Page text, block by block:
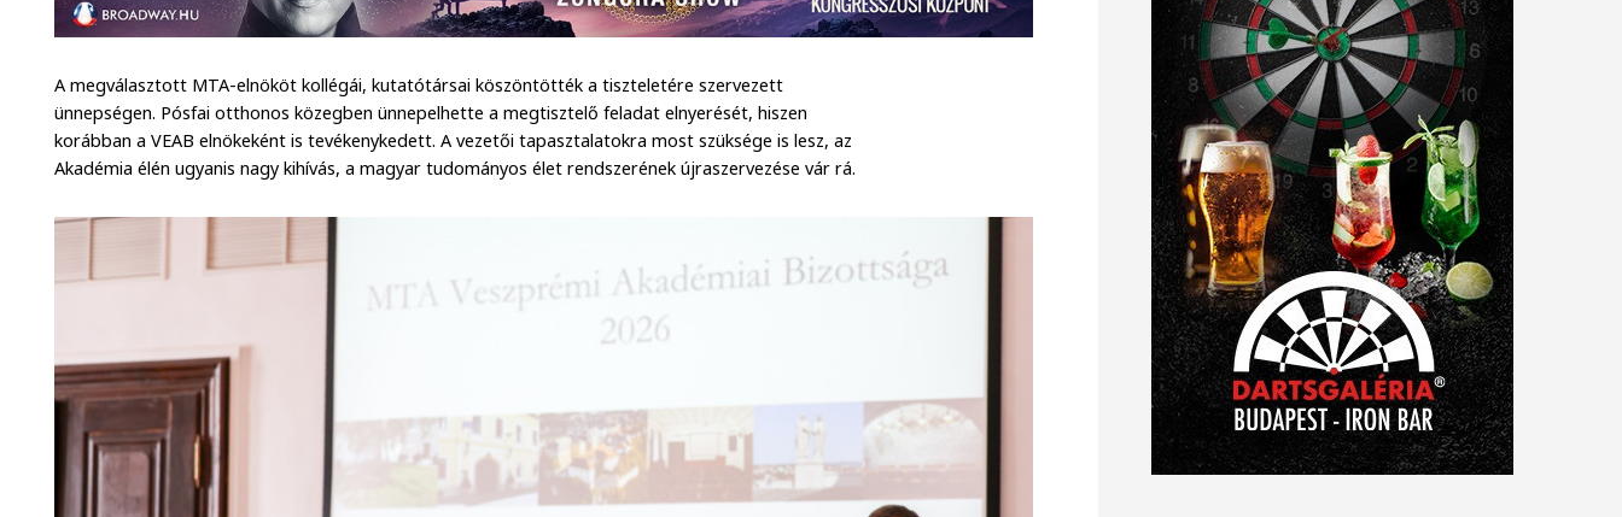
A megválasztott MTA-elnököt kollégái, kutatótársai köszöntötték a tiszteletére szervezett
ünnepségen. Pósfai otthonos közegben ünnepelhette a megtisztelő feladat elnyerését, hiszen
korábban a VEAB elnökeként is tevékenykedett. A vezetői tapasztalatokra most szüksége is lesz, az
Akadémia élén ugyanis nagy kihívás, a magyar tudományos élet rendszerének újraszervezése vár rá.